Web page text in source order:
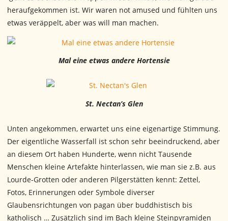
heraufgekommen ist. Wir waren not amused und fühlten uns
etwas veräppelt, aber was will man machen.
Mal eine etwas andere Hortensie
St. Nectan’s Glen
Unten angekommen, erwartet uns eine eigenartige Stimmung.
Der eigentliche Wasserfall ist schon sehr beeindruckend, aber
an diesem Ort haben Hunderte, wenn nicht Tausende
Menschen kleine Artefakte hinterlassen, wie man sie z.B. aus
Lourde-Grotten oder anderen Pilgerstätten kennt: Zettel,
Fotos, Erinnerungen oder Symbole diverser
Glaubensrichtungen von pagan über buddhistisch bis
katholisch … Zusätzlich sind im Bach kleine Steinpyramiden